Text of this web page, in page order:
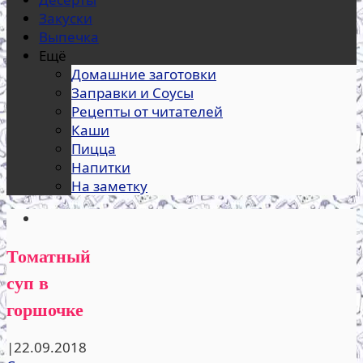
Закуски
Выпечка
Ещё
Домашние заготовки
Заправки и Соусы
Рецепты от читателей
Каши
Пицца
Напитки
На заметку
Томатный
суп в
горшочке
|22.09.2018